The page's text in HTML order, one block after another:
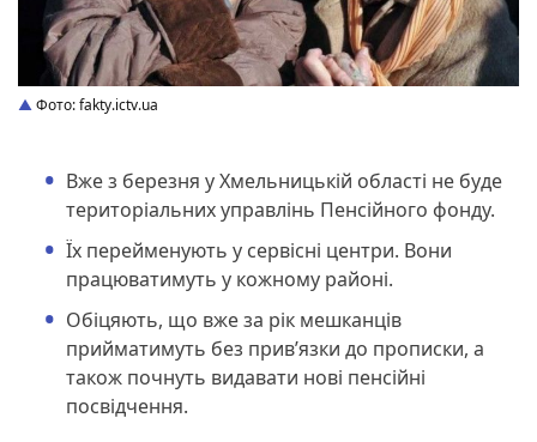
Фото: fakty.ictv.ua
Вже з березня у Хмельницькій області не буде
територіальних управлінь Пенсійного фонду.
Їх перейменують у сервісні центри. Вони
працюватимуть у кожному районі.
Обіцяють, що вже за рік мешканців
прийматимуть без прив’язки до прописки, а
також почнуть видавати нові пенсійні
посвідчення.